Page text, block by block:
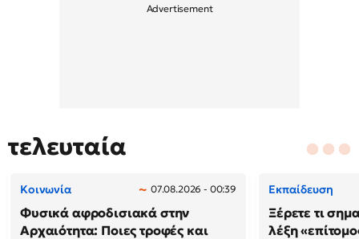
τελευταία
Κοινωνία 07.08.2026 - 00:39
Φυσικά αφροδισιακά στην
Αρχαιότητα: Ποιες τροφές και
Εκπαίδευση
Ξέρετε τι
λέξη